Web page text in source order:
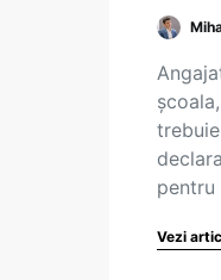
pentru
Vezi